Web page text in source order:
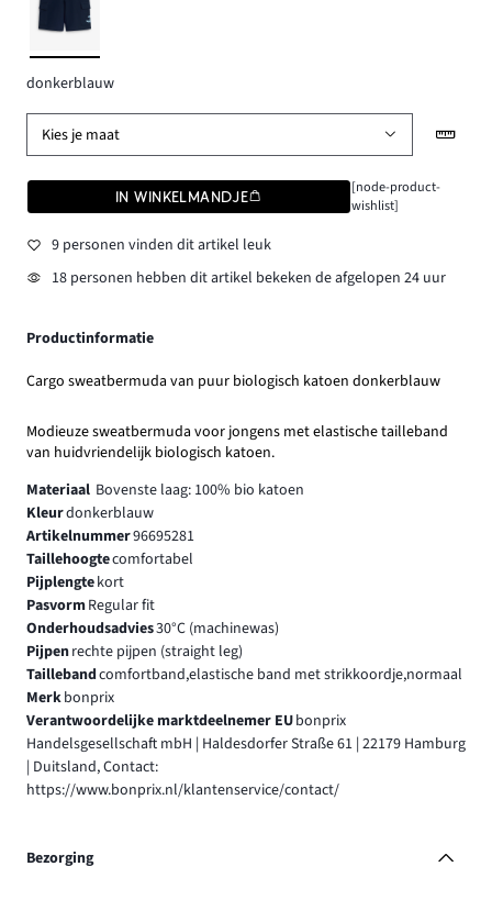
donkerblauw
Kies je maat
IN WINKELMANDJE
[node-product-
wishlist]
9 personen vinden dit artikel leuk
18 personen hebben dit artikel bekeken de afgelopen 24 uur
Productinformatie
Cargo sweatbermuda van puur biologisch katoen donkerblauw
Modieuze sweatbermuda voor jongens met elastische tailleband
van huidvriendelijk biologisch katoen.
Materiaal Bovenste laag: 100% bio katoen
Kleurdonkerblauw
Artikelnummer96695281
Taillehoogtecomfortabel
Pijplengtekort
PasvormRegular fit
Onderhoudsadvies30°C (machinewas)
Pijpenrechte pijpen (straight leg)
Taillebandcomfortband,elastische band met strikkoordje,normaal
Merkbonprix
Verantwoordelijke marktdeelnemer EUbonprix
Handelsgesellschaft mbH | Haldesdorfer Straße 61 | 22179 Hamburg
| Duitsland, Contact:
https://www.bonprix.nl/klantenservice/contact/
Bezorging